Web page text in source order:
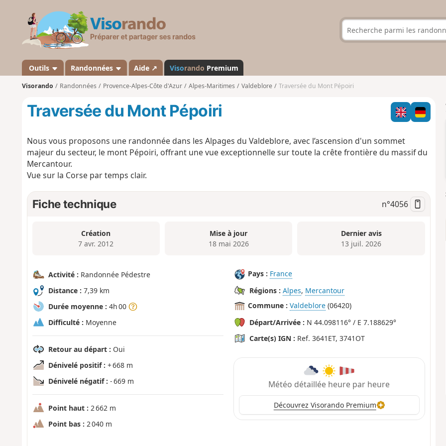
s
a
n
d
Outils Randonnées Aide ↗ Visorando Premium
Visorando Randonnées Provence-Alpes-Côte d'Azur Alpes-Maritimes Valdeblore Traversée du Mont Pépoiri
Traversée du Mont Pépoiri
Nous vous proposons une randonnée dans les Alpages du Valdeblore, avec l’ascension d'un sommet
majeur du secteur, le mont Pépoiri, offrant une vue exceptionnelle sur toute la crête frontière du massif du
Mercantour.
Vue sur la Corse par temps clair.
Fiche technique n°4056
Création
7 avr. 2012
Mise à jour
18 mai 2026
Dernier avis
13 juil. 2026
Activité : Randonnée Pédestre
Distance : 7,39 km
Durée moyenne : 4h 00
Difficulté : Moyenne
Retour au départ : Oui
Dénivelé positif : + 668 m
Dénivelé négatif : - 669 m
Point haut : 2 662 m
Point bas : 2 040 m
Pays : France
Régions : Alpes, Mercantour
Commune : Valdeblore (06420)
Départ/Arrivée : N 44.098116° / E 7.188629°
Carte(s) IGN : Ref. 3641ET, 3741OT
Météo détaillée heure par heure
Découvrez Visorando Premium